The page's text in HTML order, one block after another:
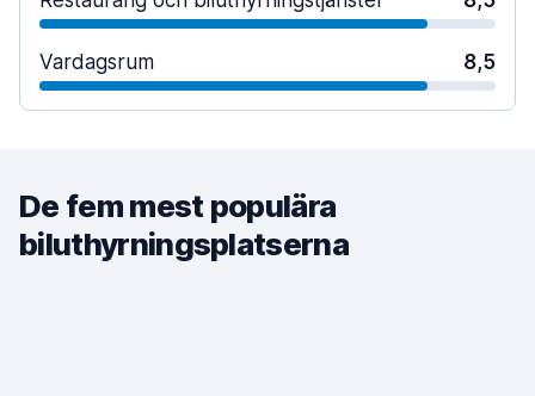
Vardagsrum 8,5
De fem mest populära
biluthyrningsplatserna